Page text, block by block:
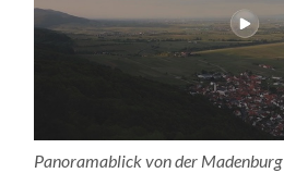
Panoramablick von der Madenburg